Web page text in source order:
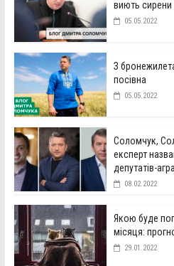
виють сирени
05.05.2022
З
посівна
05.05.2022
Соломчук,
експерт
депутатів-
08.02.2022
Якою буде
місяця:
29.01.2022